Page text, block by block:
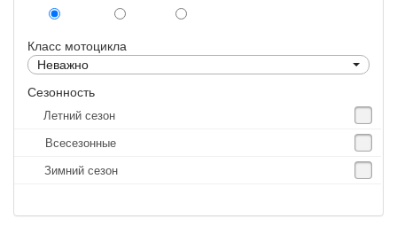
Gummy
IRC
IRC Tyre
Kenda
KINGS TIRE
Kingstone
Класс мотоцикла
Неважно
Сезонность
Летний сезон
Всесезонные
Зимний сезон